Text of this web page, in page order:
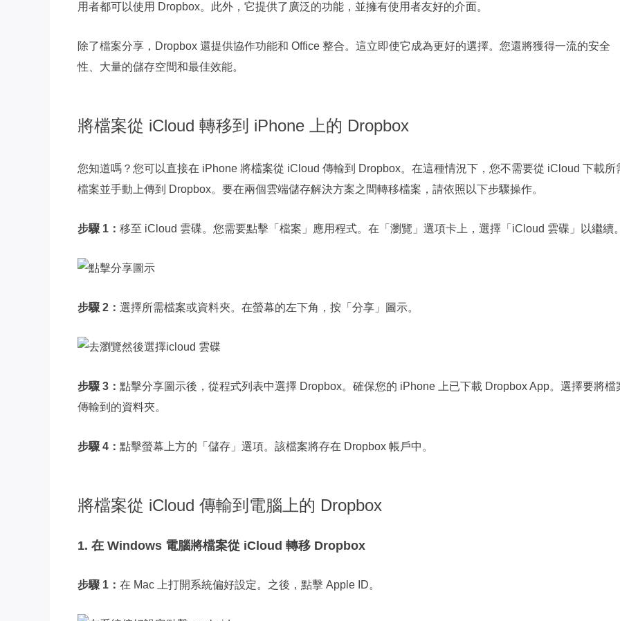
用者都可以使用 Dropbox。此外，它提供了廣泛的功能，並擁有使用者友好的介面。
除了檔案分享，Dropbox 還提供協作功能和 Office 整合。這立即使它成為更好的選擇。您還將獲得一流的安全
性、大量的儲存空間和最佳效能。
將檔案從 iCloud 轉移到 iPhone 上的 Dropbox
您知道嗎？您可以直接在 iPhone 將檔案從 iCloud 傳輸到 Dropbox。在這種情況下，您不需要從 iCloud 下載所
檔案並手動上傳到 Dropbox。要在兩個雲端儲存解決方案之間轉移檔案，請依照以下步驟操作。
步驟 1： 移至 iCloud 雲碟。您需要點擊「檔案」應用程式。在「瀏覽」選項卡上，選擇「iCloud 雲碟」以繼續
步驟 2： 選擇所需檔案或資料夾。在螢幕的左下角，按「分享」圖示。
步驟 3： 點擊分享圖示後，從程式列表中選擇 Dropbox。確保您的 iPhone 上已下載 Dropbox App。選擇要將檔
傳輸到的資料夾。
步驟 4： 點擊螢幕上方的「儲存」選項。該檔案將存在 Dropbox 帳戶中。
將檔案從 iCloud 傳輸到電腦上的 Dropbox
1. 在 Windows 電腦將檔案從 iCloud 轉移 Dropbox
步驟 1： 在 Mac 上打開系統偏好設定。之後，點擊 Apple ID。